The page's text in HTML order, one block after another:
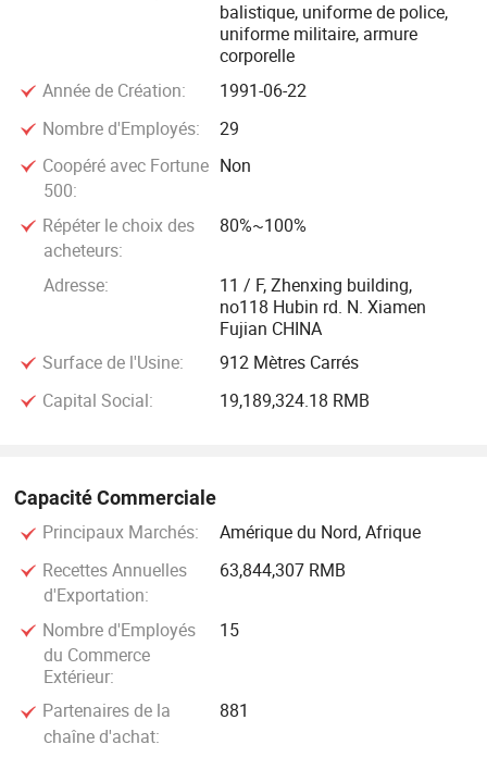
Nous croyons que la qualité est la vie de l'entreprise
militaire, et toujours la conduite des affaires avec le respect
livraison", nous allons satisfaire nos clients en permanence
avec une technologie avancée, qualité fiable et prévenant
après le service
nous permettra de toujours respecter les pratiques
internationales et le principe de l'égalité et de l'avantage
mutuel, et nous espérons sincèrement à établir une vaste
des relations de coopération avec des amis partout dans le
monde dans le développement des munitions et des
produits d'équipement logistique.
balistique, uniforme de police,
uniforme militaire, armure
corporelle
Année de Création:
1991-06-22
Nombre d'Employés:
29
Coopéré avec Fortune
500:
Non
Répéter le choix des
acheteurs:
80%~100%
Adresse:
11 / F, Zhenxing building,
no118 Hubin rd. N. Xiamen
Fujian CHINA
Surface de l'Usine:
912 Mètres Carrés
Capital Social:
19,189,324.18 RMB
Capacité Commerciale
Principaux Marchés:
Amérique du Nord, Afrique
Recettes Annuelles
d'Exportation:
63,844,307 RMB
Nombre d'Employés
du Commerce
Extérieur:
15
Partenaires de la
chaîne d'achat:
881